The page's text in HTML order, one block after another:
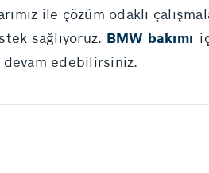
ile çözüm odaklı
sağlıyoruz. BMW bakımı
devam edebilirsiniz.